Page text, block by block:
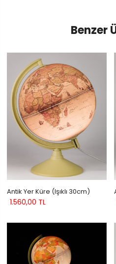
Benzer
Antik Yer Küre (Işıklı 30cm)
1.560,00 TL